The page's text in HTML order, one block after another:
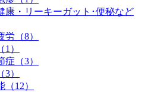
康・リーキーガット･便秘など
（8）
）
（3）
）
12）